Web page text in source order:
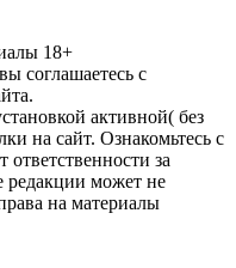
18+
соглашаетесь с
активной( без
на сайт. Ознакомьтесь с
ответственности за
редакции может не
на материалы